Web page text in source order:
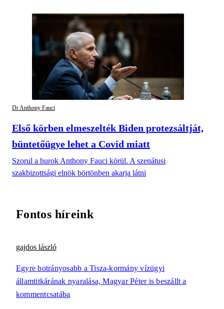
Dr Anthony Fauci
Első körben elmeszelték Biden protezsáltját,
büntetőügye lehet a Covid miatt
Szorul a hurok Anthony Fauci körül. A szenátusi
szakbizottsági elnök börtönben akarja látni
Fontos híreink
gajdos lászló
Egyre botrányosabb a Tisza-kormány vízügyi
államtitkárának nyaralása, Magyar Péter is beszállt a
kommentcsatába